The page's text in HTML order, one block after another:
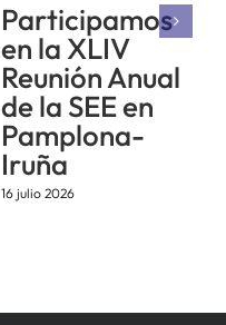
Participamos
en la XLIV
Reunión Anual
de la SEE en
Pamplona-
Iruña
16 julio 2026